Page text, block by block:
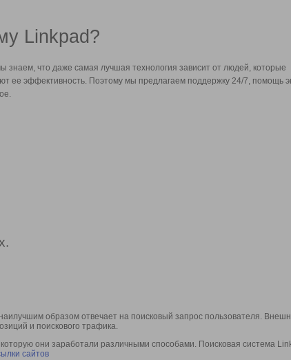
Linkpad?
знаем, что даже самая лучшая технология зависит от людей, которые
ее эффективность. Поэтому мы предлагаем поддержку 24/7, помощь
образом отвечает на поисковый запрос пользователя.
и поискового трафика.
они заработали различными способами. Поисковая система
сайтов